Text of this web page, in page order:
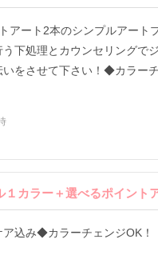
アート2本のシンプルアート
下処理とカウンセリングで
いをさせて下さい！◆カラー
カラー＋選べるポイント
込み◆カラーチェンジOK！